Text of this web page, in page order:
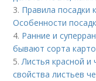
3. Правила посадки
Особенности
4. Ранние и
бывают сорта
5.Листья красной
свойства листьев